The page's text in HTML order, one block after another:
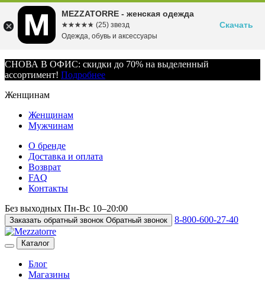
СНОВА В ОФИС: скидки до 70% на выделенный
ассортимент! Подробнее
Женщинам
Женщинам
Мужчинам
О бренде
Доставка и оплата
Возврат
FAQ
Контакты
Без выходных Пн-Вс 10–20:00
Заказать обратный звонок Обратный звонок 8-800-600-27-40
Каталог
Блог
Магазины
MEZZATORRE - женская одежда
☆☆☆☆☆
★★★★★ (25) звезд
Одежда, обувь и аксессуары
Скачать